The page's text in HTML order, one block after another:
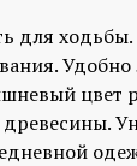
для
Удобно
цвет